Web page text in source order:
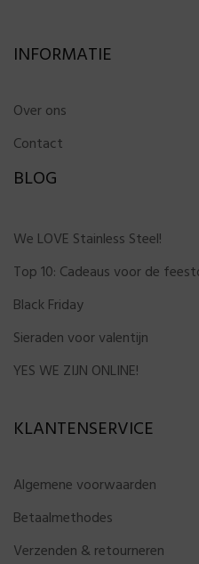
INFORMATIE
Over ons
Contact
BLOG
We LOVE Stainless Steel!
Top 10: Cadeaus voor de
Black Friday
Sieraden voor valentijn
YES WE ZIJN ONLINE!
KLANTENSERVICE
Algemene voorwaarden
Betaalmethodes
Verzenden & retourneren